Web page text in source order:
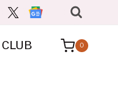
CLUB 0